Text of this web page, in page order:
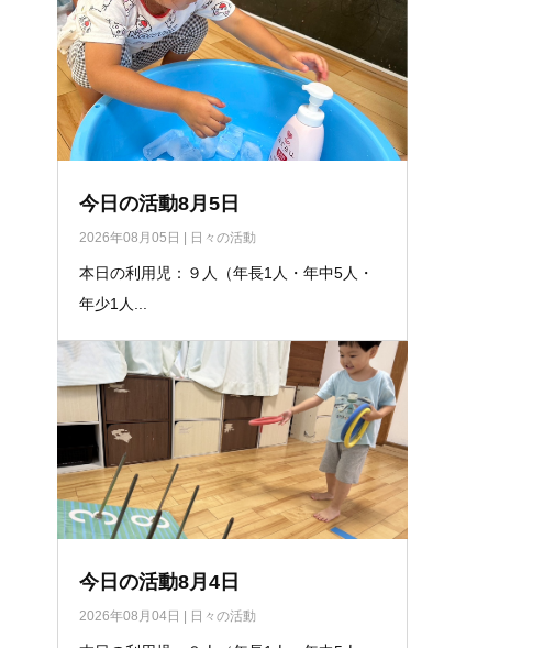
今日の活動8月5日
2026年08月05日 日々の活動
本日の利用児：９人（年長1人・年中5人・
年少1人...
今日の活動8月4日
2026年08月04日 日々の活動